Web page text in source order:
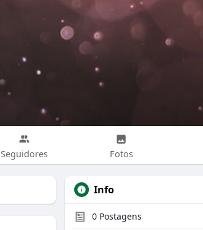
Seguidores Fotos
Info
0 Postagens